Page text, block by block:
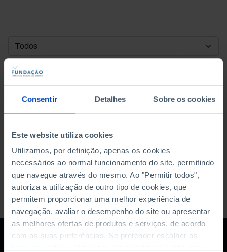
Consentir Detalhes Sobre os cookies
Este website utiliza cookies
Utilizamos, por definição, apenas os cookies
necessários ao normal funcionamento do site, permitindo
que navegue através do mesmo. Ao "Permitir todos",
autoriza a utilização de outro tipo de cookies, que
permitem proporcionar uma melhor experiência de
navegação, avaliar o desempenho do site ou apresentar
as melhores ofertas de produtos e serviços, de acordo
com as suas preferências. Se pretender escolher os
DATA DE INÍCIO
DATA DE FIM